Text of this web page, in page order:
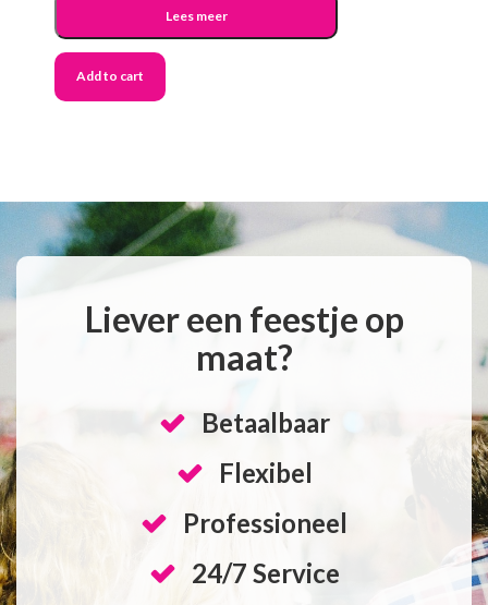
Lees meer
Add to cart
Liever een feestje op
maat?
Betaalbaar
Flexibel
Professioneel
24/7 Service